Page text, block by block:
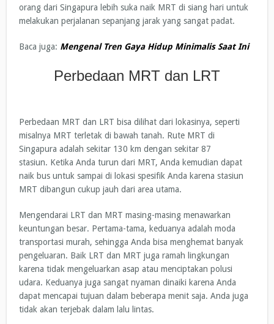
orang dari Singapura lebih suka naik MRT di siang hari untuk
melakukan perjalanan sepanjang jarak yang sangat padat.
Baca juga: Mengenal Tren Gaya Hidup Minimalis Saat Ini
Perbedaan MRT dan LRT
Perbedaan MRT dan LRT bisa dilihat dari lokasinya, seperti
misalnya MRT terletak di bawah tanah. Rute MRT di
Singapura adalah sekitar 130 km dengan sekitar 87
stasiun. Ketika Anda turun dari MRT, Anda kemudian dapat
naik bus untuk sampai di lokasi spesifik Anda karena stasiun
MRT dibangun cukup jauh dari area utama.
Mengendarai LRT dan MRT masing-masing menawarkan
keuntungan besar. Pertama-tama, keduanya adalah moda
transportasi murah, sehingga Anda bisa menghemat banyak
pengeluaran. Baik LRT dan MRT juga ramah lingkungan
karena tidak mengeluarkan asap atau menciptakan polusi
udara. Keduanya juga sangat nyaman dinaiki karena Anda
dapat mencapai tujuan dalam beberapa menit saja. Anda juga
tidak akan terjebak dalam lalu lintas.